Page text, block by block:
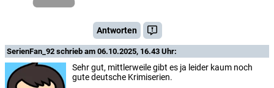
Antworten
SerienFan_92 schrieb am 06.10.2025, 16.43 Uhr:
Sehr gut, mittlerweile gibt es ja leider kaum noch
gute deutsche Krimiserien.